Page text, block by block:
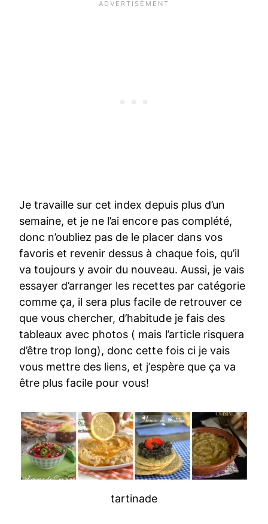
Je travaille sur cet index depuis plus d’un
semaine, et je ne l’ai encore pas complété,
donc n’oubliez pas de le placer dans vos
favoris et revenir dessus à chaque fois, qu’il
va toujours y avoir du nouveau. Aussi, je vais
essayer d’arranger les recettes par catégorie
comme ça, il sera plus facile de retrouver ce
que vous chercher, d’habitude je fais des
tableaux avec photos ( mais l’article risquera
d’être trop long), donc cette fois ci je vais
vous mettre des liens, et j’espère que ça va
être plus facile pour vous!
tartinade